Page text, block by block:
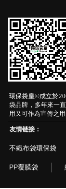
環保袋皇©成立於
袋品牌，多年來一
用又可作為宣傳之用
友情链接：
不織布袋環保袋
PP覆膜袋